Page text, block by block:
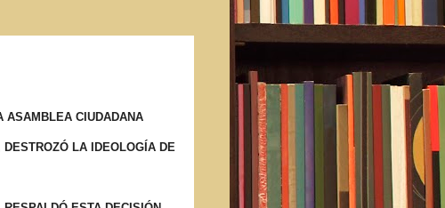
ASAMBLEA CIUDADANA
DESTROZÓ LA IDEOLOGÍA DE